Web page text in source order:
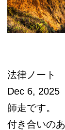
法律ノート
Dec 6, 2025
師走です。
付き合いの